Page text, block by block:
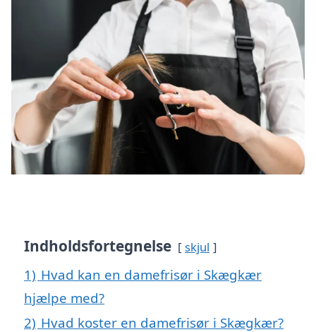
Indholdsfortegnelse skjul
1) Hvad kan en damefrisør i Skægkær
hjælpe med?
2) Hvad koster en damefrisør i Skægkær?